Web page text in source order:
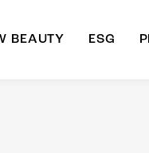
BEAUTY ESG